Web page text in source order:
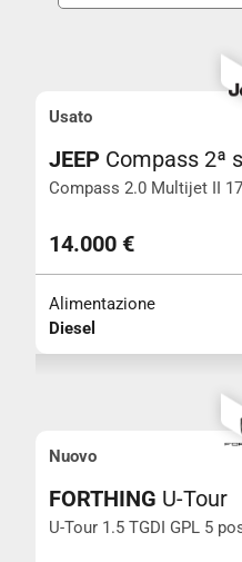
Cambio
Colore
+ di 5 posti
Iva esposta
Usato
JEEP Compass 2ª
Compass 2.0 Multijet II
Km
14.000 €
Alimentazione
Diesel
Nuovo
FORTHING U-Tour
U-Tour 1.5 TGDI GPL 5